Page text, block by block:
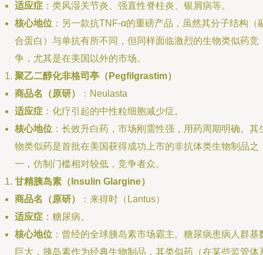
适应症 ：类风湿关节炎、强直性脊柱炎、银屑病等。
核心地位 ：另一款抗TNF-α的重磅产品，虽然其分子结构（
合蛋白）与单抗有所不同，但同样面临激烈的生物类似药竞
争，尤其是在美国以外的市场。
聚乙二醇化非格司亭（Pegfilgrastim）
商品名（原研）
：Neulasta
适应症 ：化疗引起的中性粒细胞减少症。
核心地位 ：长效升白药，市场刚需性强，用药周期明确。其
物类似药是首批在美国获得成功上市的非抗体类生物制品之
一，仿制门槛相对较低，竞争者众。
甘精胰岛素（Insulin Glargine）
商品名（原研）
：来得时（Lantus）
适应症 ：糖尿病。
核心地位 ：曾经的全球胰岛素市场霸主。糖尿病患病人群基
巨大，胰岛素作为经典生物制品，其类似药（在某些监管体